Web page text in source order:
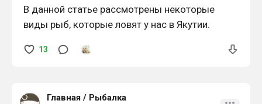
В данной статье рассмотрены некоторые
виды рыб, которые ловят у нас в Якутии.
13
Главная / Рыбалка